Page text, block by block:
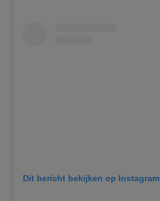
Dit bericht bekijken op Instagram